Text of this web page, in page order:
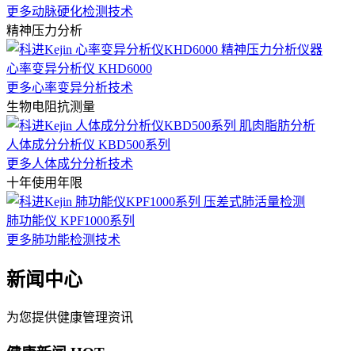
更多动脉硬化检测技术
精神压力分析
心率变异分析仪 KHD6000
更多心率变异分析技术
生物电阻抗测量
人体成分分析仪 KBD500系列
更多人体成分分析技术
十年使用年限
肺功能仪 KPF1000系列
更多肺功能检测技术
新闻中心
为您提供健康管理资讯